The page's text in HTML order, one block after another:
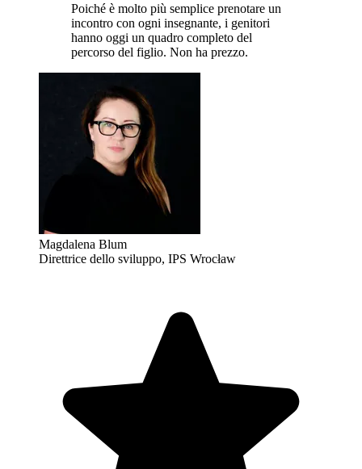
Poiché è molto più semplice prenotare un
incontro con ogni insegnante, i genitori
hanno oggi un quadro completo del
percorso del figlio. Non ha prezzo.
Magdalena Blum
Direttrice dello sviluppo, IPS Wrocław